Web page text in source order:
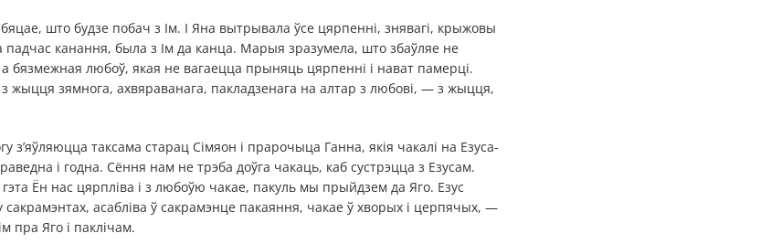
што будзе побач з Ім. І Яна вытрывала ўсе цярпенні, знявагі, крыжовы
падчас канання, была з Ім да канца. Марыя зразумела, што збаўляе не
бязмежная любоў, якая не вагаецца прыняць цярпенні і нават памерці.
зямнога, ахвяраванага, пакладзенага на алтар з любові, — з жыцця,
з’яўляюцца таксама старац Сімяон і прарочыца Ганна, якія чакалі на Езуса-
і годна. Сёння нам не трэба доўга чакаць, каб сустрэцца з Езусам.
Ён нас цярпліва і з любоўю чакае, пакуль мы прыйдзем да Яго. Езус
асабліва ў сакрамэнце пакаяння, чакае ў хворых і церпячых, —
пра Яго і паклічам.